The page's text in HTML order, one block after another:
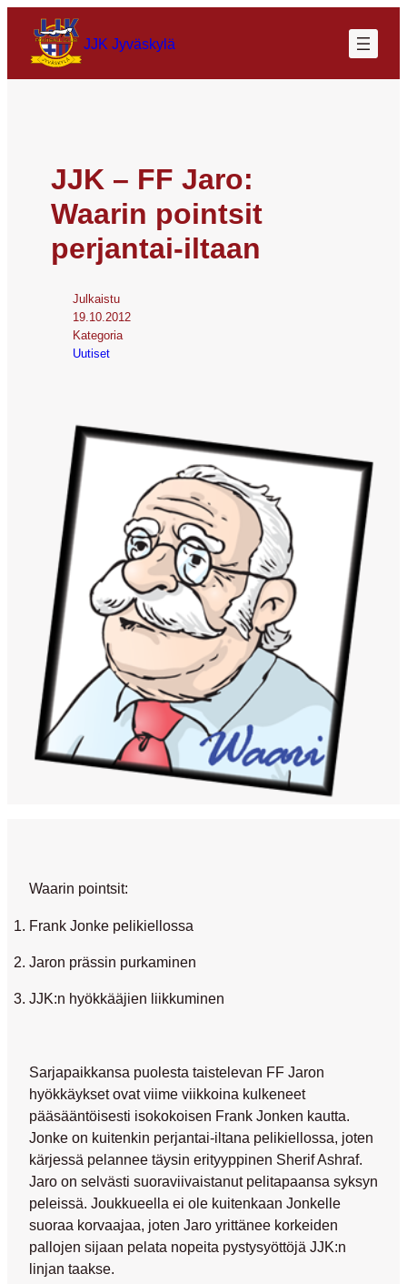
JJK Jyväskylä
JJK – FF Jaro:
Waarin pointsit
perjantai-iltaan
Julkaistu
19.10.2012
Kategoria
Uutiset
Waarin pointsit:
Frank Jonke pelikiellossa
Jaron prässin purkaminen
JJK:n hyökkääjien liikkuminen
Sarjapaikkansa puolesta taistelevan FF Jaron
hyökkäykset ovat viime viikkoina kulkeneet
pääsääntöisesti isokokoisen Frank Jonken kautta.
Jonke on kuitenkin perjantai-iltana pelikiellossa, joten
kärjessä pelannee täysin erityyppinen Sherif Ashraf.
Jaro on selvästi suoraviivaistanut pelitapaansa syksyn
peleissä. Joukkueella ei ole kuitenkaan Jonkelle
suoraa korvaajaa, joten Jaro yrittänee korkeiden
pallojen sijaan pelata nopeita pystysyöttöjä JJK:n
linjan taakse.